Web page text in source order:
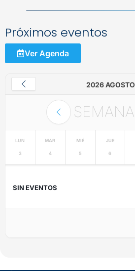
Próximos eventos
Ver Agenda
2026 AGOSTO
SEMANA
LUN
3
MAR
4
MIÉ
5
JUE
6
SIN EVENTOS